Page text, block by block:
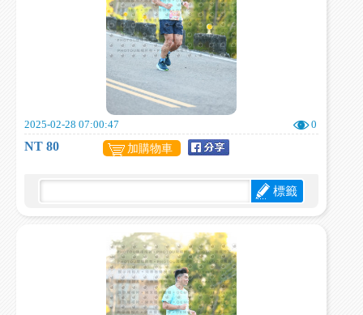
2025-02-28 07:00:47 0
NT 80 加購物車
標籤